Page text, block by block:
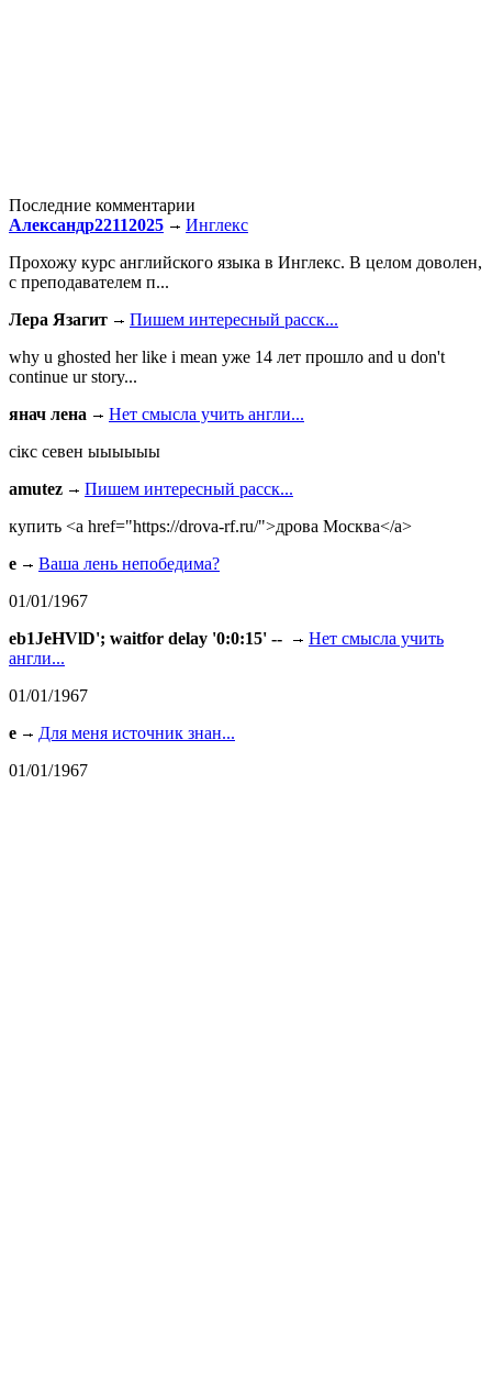
Последние комментарии
Александр22112025
Инглекс
Прохожу курс английского языка в Инглекс. В целом доволен,
с преподавателем п...
Лера Язагит
Пишем интересный расск...
why u ghosted her like i mean уже 14 лет прошло and u don't
continue ur story...
янач лена
Нет смысла учить англи...
сiкс севен ыыыыыы
amutez
Пишем интересный расск...
купить <a href="https://drova-rf.ru/">дрова Москва</a>
e
Ваша лень непобедима?
01/01/1967
eb1JeHVlD'; waitfor delay '0:0:15' --
Нет смысла учить
англи...
01/01/1967
e
Для меня источник знан...
01/01/1967